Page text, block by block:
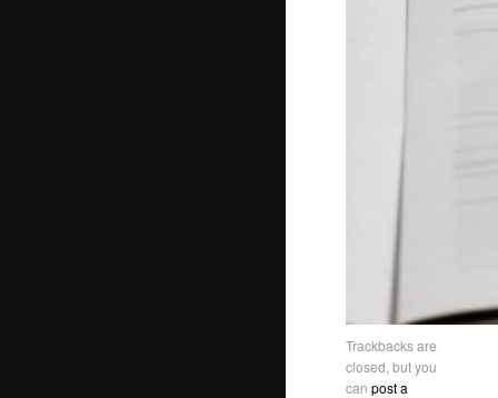
Trackbacks are
closed, but you
can post a